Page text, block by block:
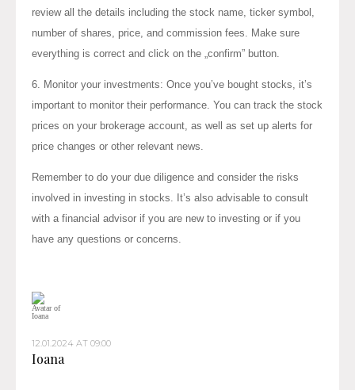
review all the details including the stock name, ticker symbol,
number of shares, price, and commission fees. Make sure
everything is correct and click on the „confirm” button.
6. Monitor your investments: Once you’ve bought stocks, it’s
important to monitor their performance. You can track the stock
prices on your brokerage account, as well as set up alerts for
price changes or other relevant news.
Remember to do your due diligence and consider the risks
involved in investing in stocks. It’s also advisable to consult
with a financial advisor if you are new to investing or if you
have any questions or concerns.
12.01.2024 AT 09:00
Ioana